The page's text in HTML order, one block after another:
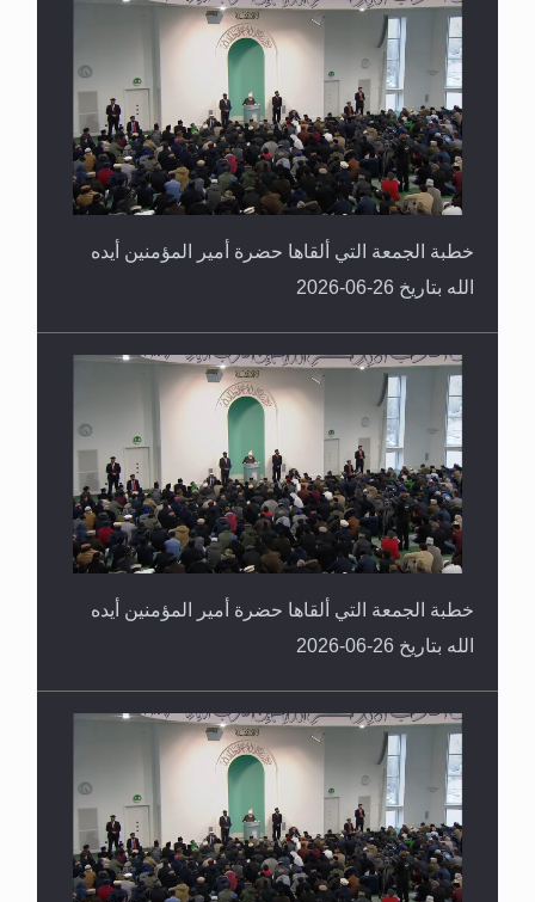
خطبة الجمعة التي ألقاها حضرة أمير المؤمنين أيده
الله بتاريخ 26-06-2026
خطبة الجمعة التي ألقاها حضرة أمير المؤمنين أيده
الله بتاريخ 26-06-2026